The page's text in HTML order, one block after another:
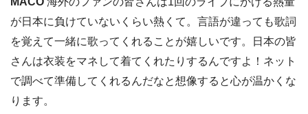
が日本に負けていないくらい熱くて。言語が違っても歌詞
を覚えて一緒に歌ってくれることが嬉しいです。日本の皆
さんは衣装をマネして着てくれたりするんですよ！ネット
で調べて準備してくれるんだなと想像すると心が温かくな
ります。